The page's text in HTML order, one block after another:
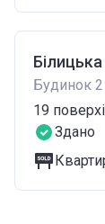
Будинок 2
19
Здано